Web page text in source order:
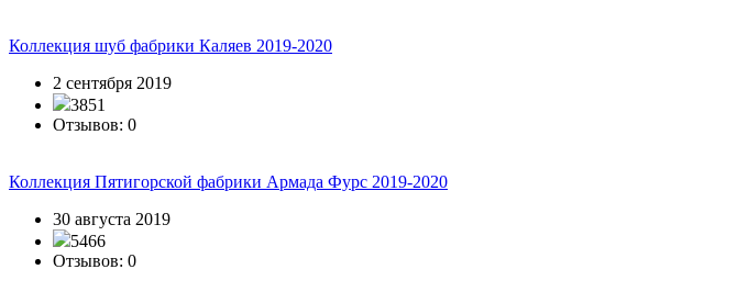
Коллекция шуб фабрики Каляев 2019-2020
2 сентября 2019
3851
Отзывов: 0
Коллекция Пятигорской фабрики Армада Фурс 2019-2020
30 августа 2019
5466
Отзывов: 0